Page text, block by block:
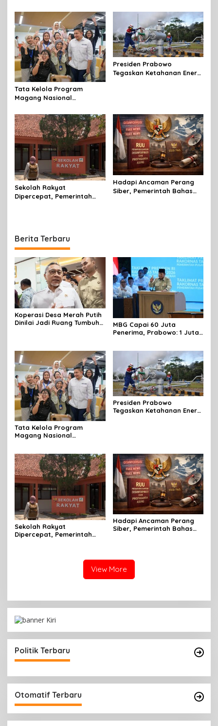
Tercipta
Tata Kelola Program
Magang Nasional
Pemerintah
Presiden Prabowo
Tegaskan Ketahanan Energi
Sekolah Rakyat
Dipercepat, Pemerintah
Hadapi Ancaman Perang
Siber, Pemerintah Bahas
Berita Terbaru
Koperasi Desa Merah Putih
Dinilai Jadi Ruang Tumbuh
MBG Capai 60 Juta
Penerima, Prabowo: 1 Juta
Tata Kelola Program
Magang Nasional
Presiden Prabowo
Tegaskan Ketahanan Energi
Sekolah Rakyat
Dipercepat, Pemerintah
Hadapi Ancaman Perang
Siber, Pemerintah Bahas
View More
Politik Terbaru
Otomatif Terbaru